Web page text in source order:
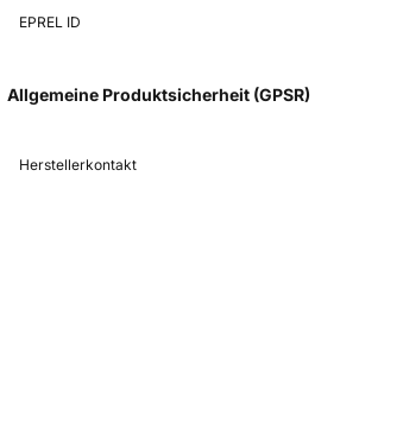
EPREL ID
Allgemeine Produktsicherheit (GPSR)
Herstellerkontakt